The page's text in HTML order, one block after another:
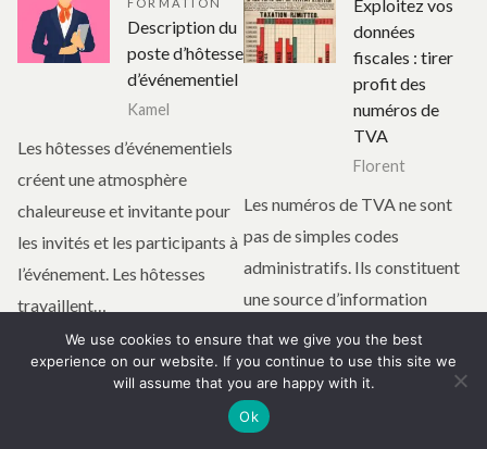
FORMATION
Description du
poste d’hôtesse
d’événementiel
Kamel
Les hôtesses d’événementiels
créent une atmosphère
chaleureuse et invitante pour
les invités et les participants à
l’événement. Les hôtesses
travaillent…
Continuer la lecture
Exploitez vos
données
fiscales : tirer
profit des
numéros de
TVA
Florent
Les numéros de TVA ne sont
pas de simples codes
administratifs. Ils constituent
une source d’information
stratégique pour optimiser
la…
Continuer la lecture
We use cookies to ensure that we give you the best
experience on our website. If you continue to use this site we
will assume that you are happy with it.
Ok